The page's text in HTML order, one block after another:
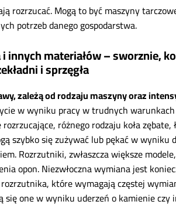
rozrzucać. Mogą to być maszyny
potrzeb danego gospodarstwa.
materiałów – sworznie,
i sprzęgła
zależą od rodzaju maszyny oraz
w wyniku pracy w trudnych
różnego rodzaju koła zębate,
szybko się zużywać lub pękać w wyniku
Rozrzutniki, zwłaszcza większe
opon. Niezwłoczna wymiana jest
które wymagają częstej
się one w wyniku uderzeń o kamienie